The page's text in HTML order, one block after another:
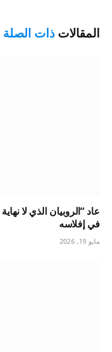
المقالات ذات الصلة
في إفلاسه
مايو 19, 2026